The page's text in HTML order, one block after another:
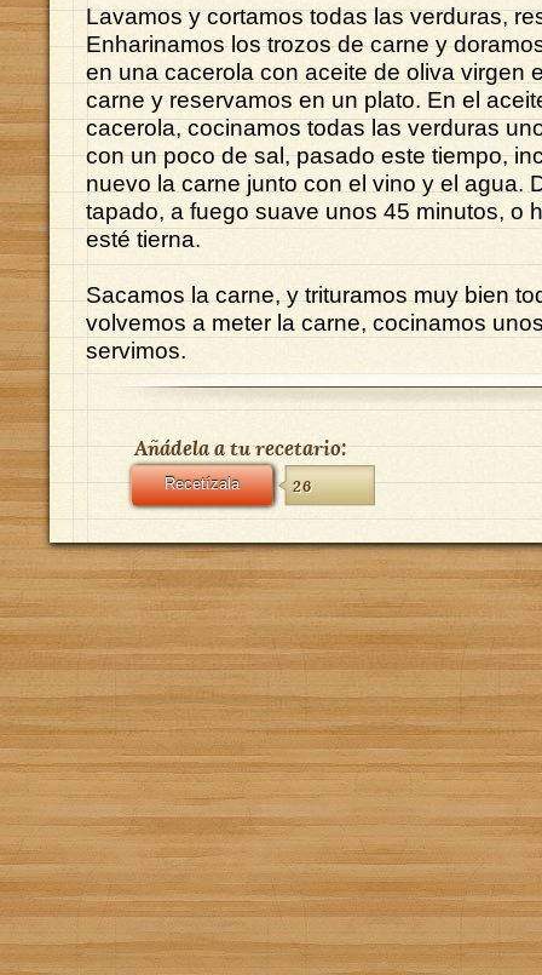
Lavamos y cortamos todas las verduras,
Enharinamos los trozos de carne y
en una cacerola con aceite de oliva virgen
carne y reservamos en un plato. En el
cacerola, cocinamos todas las verduras
con un poco de sal, pasado este tiempo,
nuevo la carne junto con el vino y el agua.
tapado, a fuego suave unos 45 minutos, o
esté tierna.
Sacamos la carne, y trituramos muy bien
volvemos a meter la carne, cocinamos
servimos.
Añádela a tu recetario:
Recetízala 26